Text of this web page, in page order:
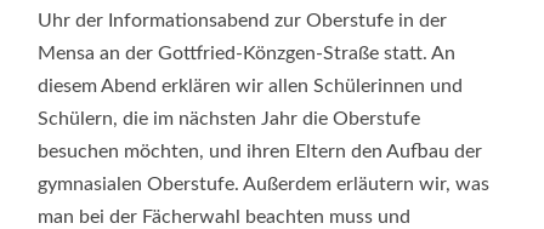
Uhr der Informationsabend zur Oberstufe in der
Mensa an der Gottfried-Könzgen-Straße statt. An
diesem Abend erklären wir allen Schülerinnen und
Schülern, die im nächsten Jahr die Oberstufe
besuchen möchten, und ihren Eltern den Aufbau der
gymnasialen Oberstufe. Außerdem erläutern wir, was
man bei der Fächerwahl beachten muss und